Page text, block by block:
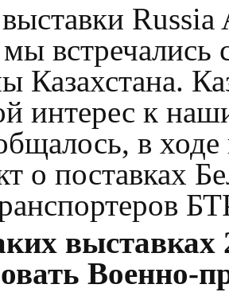
встречались
Казахстана.
интерес к
в
о поставках
выставках
Военно-